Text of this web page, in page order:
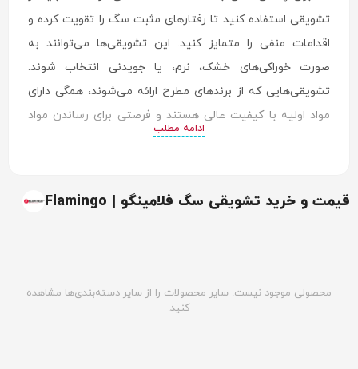
تشویقی استفاده کنید تا رفتارهای مثبت سگ را تقویت کرده و
اقدامات منفی را متمایز کنید. این تشویقی‌ها می‌توانند به
صورت خوراکی‌های خشک، نرم، یا جویدنی انتخاب شوند.
تشویقی‌هایی که از برندهای مطرح ارائه می‌شوند، همگی دارای
مواد اولیه با کیفیت عالی هستند و فرصتی برای رساندن مواد
مغذی به بدن سگ را فراهم می‌کنند. این تشویقی‌ها با داشتن
سگ حتما آن را انتخاب کنید.
باید از مزایای خرید تشویقی اطلاعات کسب کنید. به همین دلیل
ادامه مطلب
قیمت و خرید تشویقی سگ فلامینگو | Flamingo
محصولی موجود نیست. سایر محصولات را از سایر دسته‌بندی‌ها مشاهده
کنید.